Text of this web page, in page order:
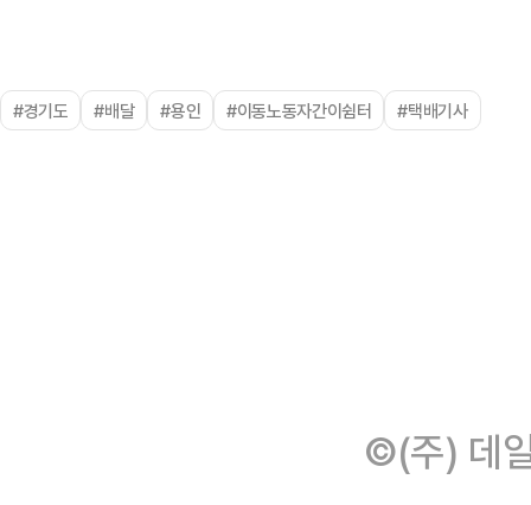
#경기도 #배달 #용인 #이동노동자간이쉼터 #택배기사
©(주) 데